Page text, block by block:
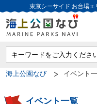
東京シーサイド お台場エ
海上公園なび イベント
イベント一覧